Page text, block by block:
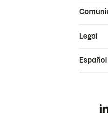
Legal
Español